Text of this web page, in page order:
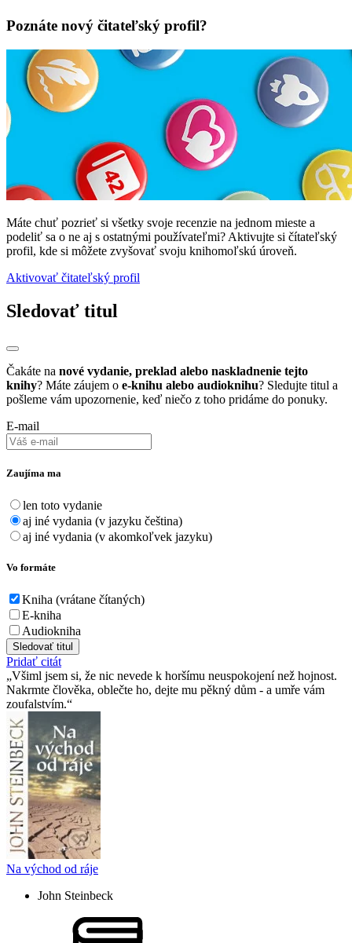
Poznáte nový čitateľský profil?
Máte chuť pozrieť si všetky svoje recenzie na jednom mieste a
podeliť sa o ne aj s ostatnými používateľmi? Aktivujte si čítateľský
profil, kde si môžete zvyšovať svoju knihomoľskú úroveň.
Aktivovať čitateľský profil
Sledovať titul
Čakáte na nové vydanie, preklad alebo naskladnenie tejto
knihy? Máte záujem o e-knihu alebo audioknihu? Sledujte titul a
pošleme vám upozornenie, keď niečo z toho pridáme do ponuky.
E-mail
Zaujíma ma
len toto vydanie
aj iné vydania (v jazyku čeština)
aj iné vydania (v akomkoľvek jazyku)
Vo formáte
Kniha (vrátane čítaných)
E-kniha
Audiokniha
Sledovať titul
Pridať citát
Všiml jsem si, že nic nevede k horšímu neuspokojení než hojnost.
Nakrmte člověka, oblečte ho, dejte mu pěkný dům - a umře vám
zoufalstvím.
Na východ od ráje
John Steinbeck